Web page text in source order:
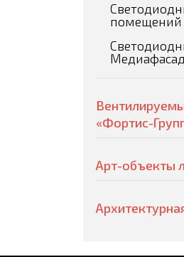
помещений
Медиафасад
«Фортис-
Арт-объекты